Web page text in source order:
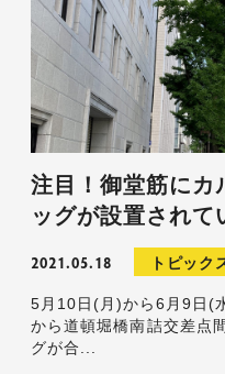
注目！御堂筋にカ
ッグが設置されて
2021.05.18 トピック
5月10日(月)から6月9日(
から道頓堀橋南詰交差点
グが合...